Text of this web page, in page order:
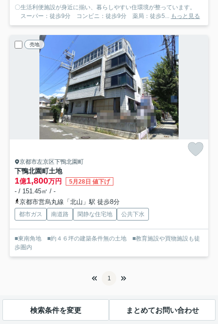
〇生活利便施設が身近に揃い、暮らしやすい住環境が整っています。
スーパー：徒歩9分 コンビニ：徒歩9分 薬局：徒歩5... もっと見る
売地
京都市左京区下鴨北園町
下鴨北園町土地
1億1,800万円 5月28日 値下げ
- / 151.45㎡ / -
京都市営烏丸線「北山」駅 徒歩8分
都市ガス 南道路 閑静な住宅地 公共下水
■東南角地 ■約４６坪の建築条件無の土地 ■教育施設や買物施設も徒
歩圏内
1
検索条件を変更 まとめてお問い合わせ